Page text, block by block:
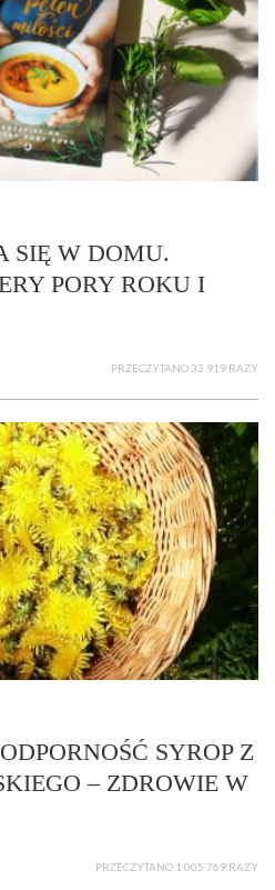
SIĘ W DOMU.
PORY ROKU I
PRZECZYTANO 33 919 RAZY
SYROP Z
– ZDROWIE W
PRZECZYTANO 1 005 769 RAZY